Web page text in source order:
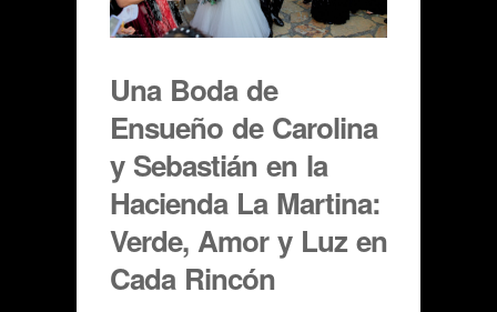
Una Boda de
Ensueño de Carolina
y Sebastián en la
Hacienda La Martina:
Verde, Amor y Luz en
Cada Rincón